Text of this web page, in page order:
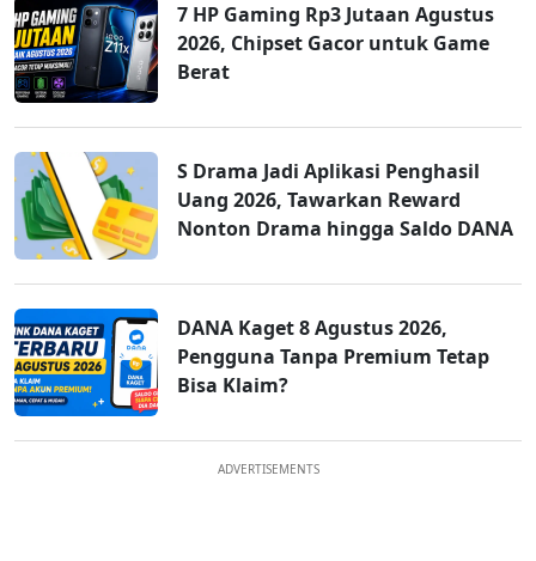
7 HP Gaming Rp3 Jutaan Agustus
2026, Chipset Gacor untuk Game
Berat
S Drama Jadi Aplikasi Penghasil
Uang 2026, Tawarkan Reward
Nonton Drama hingga Saldo DANA
DANA Kaget 8 Agustus 2026,
Pengguna Tanpa Premium Tetap
Bisa Klaim?
ADVERTISEMENTS